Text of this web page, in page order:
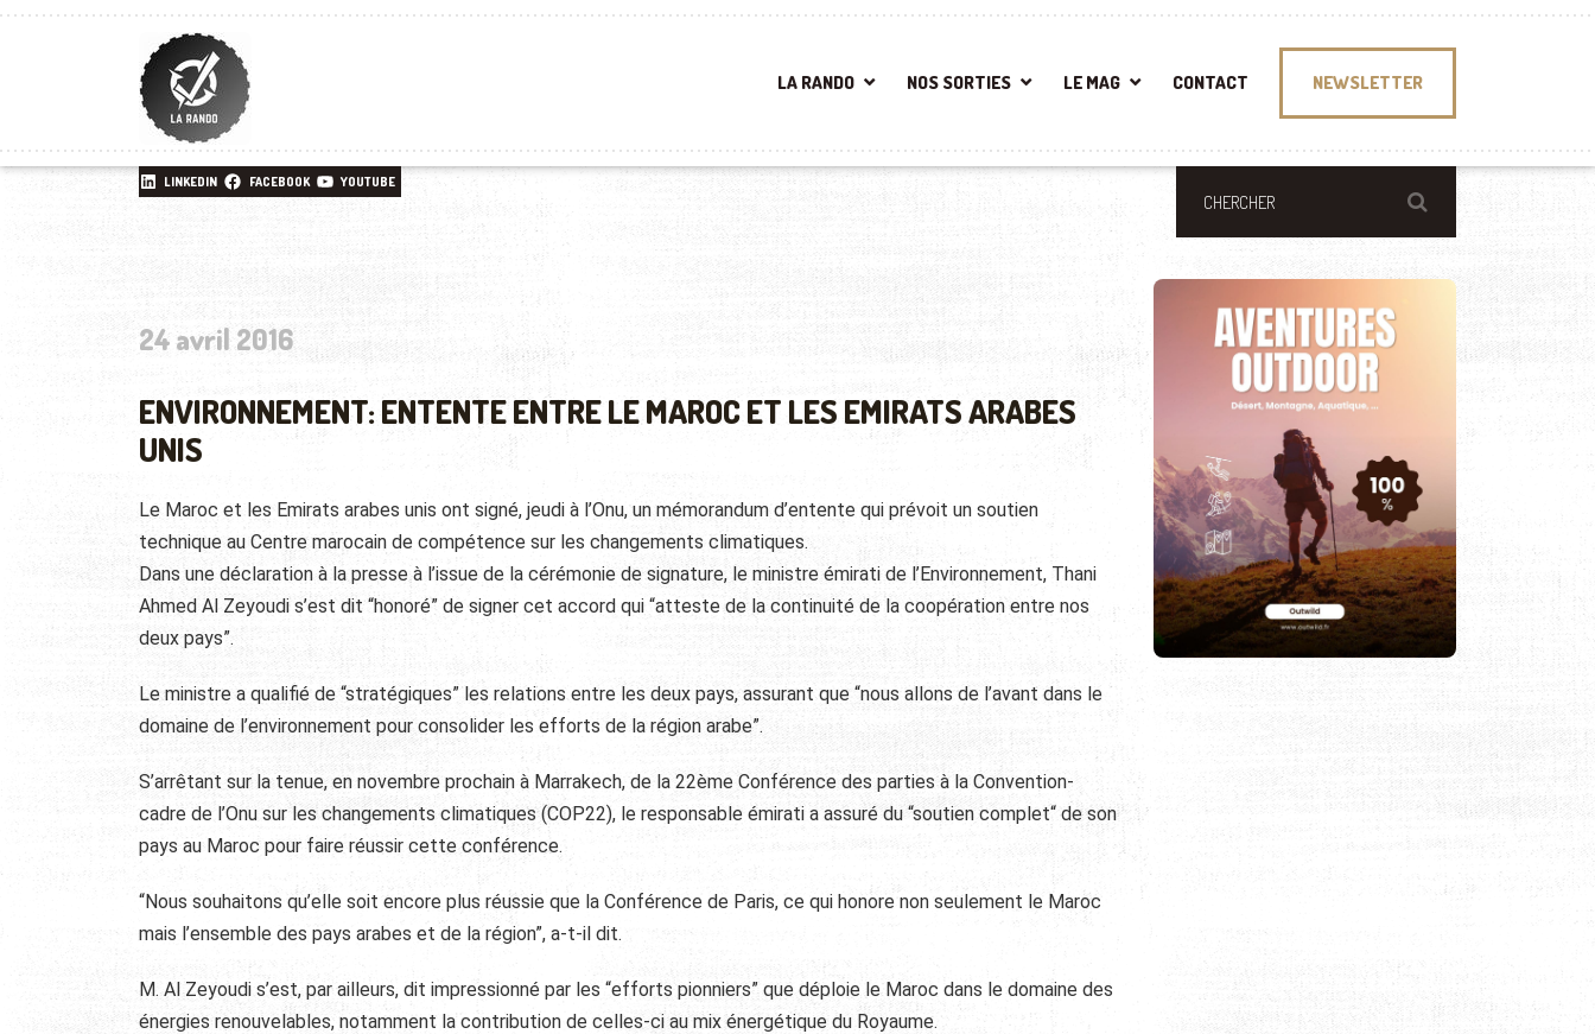
LA RANDO NOS SORTIES LE MAG CONTACT NEWSLETTER
LINKEDIN FACEBOOK YOUTUBE
24 avril 2016
ENVIRONNEMENT: ENTENTE ENTRE LE MAROC ET LES EMIRATS ARABES
UNIS
Le Maroc et les Emirats arabes unis ont signé, jeudi à l’Onu, un mémorandum d’entente qui prévoit un soutien
technique au Centre marocain de compétence sur les changements climatiques.
Dans une déclaration à la presse à l’issue de la cérémonie de signature, le ministre émirati de l’Environnement, Thani
Ahmed Al Zeyoudi s’est dit “honoré” de signer cet accord qui “atteste de la continuité de la coopération entre nos
deux pays”.
Le ministre a qualifié de “stratégiques” les relations entre les deux pays, assurant que “nous allons de l’avant dans le
domaine de l’environnement pour consolider les efforts de la région arabe”.
S’arrêtant sur la tenue, en novembre prochain à Marrakech, de la 22ème Conférence des parties à la Convention-
cadre de l’Onu sur les changements climatiques (COP22), le responsable émirati a assuré du “soutien complet“ de son
pays au Maroc pour faire réussir cette conférence.
“Nous souhaitons qu’elle soit encore plus réussie que la Conférence de Paris, ce qui honore non seulement le Maroc
mais l’ensemble des pays arabes et de la région”, a-t-il dit.
M. Al Zeyoudi s’est, par ailleurs, dit impressionné par les “efforts pionniers” que déploie le Maroc dans le domaine des
énergies renouvelables, notamment la contribution de celles-ci au mix énergétique du Royaume.